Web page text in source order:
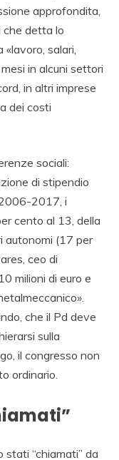
approfondita,
che detta lo
salari,
in alcuni settori
in altri imprese
dei costi
sociali:
di stipendio
2017, i
cento al 13, della
autonomi (17 per
ceo di
milioni di euro e
che il Pd deve
sulla
il congresso non
ordinario.
stati “chiamati” da